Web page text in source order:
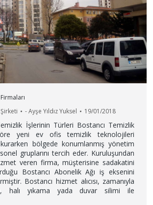
-Ayşe Yıldız Yuksel 19/01/2018
İşlerinin Türleri Bostancı Temizlik
yeni ev ofis temizlik teknolojileri
kurarken bölgede konumlanmış yönetim
gruplarını tercih eder. Kuruluşundan
veren firma, müşterisine sadakatini
Bostancı Abonelik Ağı iş eksenini
Bostancı hizmet alıcısı, zamanıyla
halı yıkama yada duvar silimi ile